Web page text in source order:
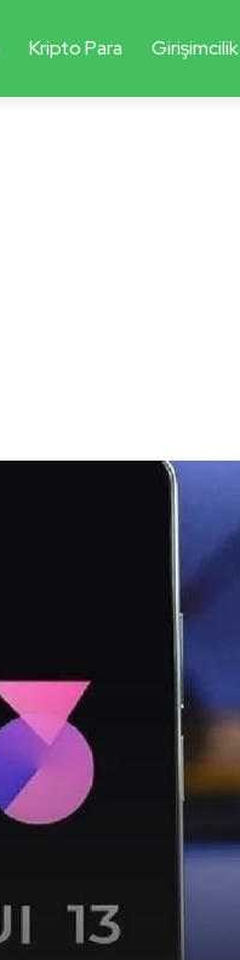
Kripto Para Girişimcilik